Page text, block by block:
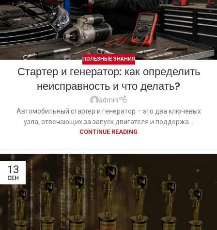
ПОЛЕЗНЫЕ ЗНАНИЯ
Стартер и генератор: как определить
неисправность и что делать?
admin
Автомобильный стартер и генератор – это два ключевых
узла, отвечающих за запуск двигателя и поддержа...
CONTINUE READING
13
СЕН